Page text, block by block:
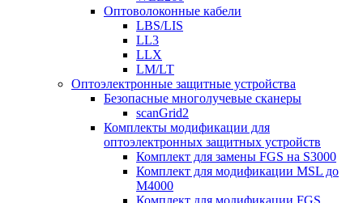
Оптоволоконные кабели
LBS/LIS
LL3
LLX
LM/LT
Оптоэлектронные защитные устройства
Безопасные многолучевые сканеры
scanGrid2
Комплекты модификации для
оптоэлектронных защитных устройств
Комплект для замены FGS на S3000
Комплект для модификации MSL до
M4000
Комплект для модификации FGS